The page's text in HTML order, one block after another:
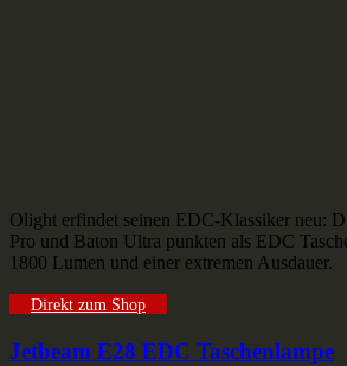
Olight erfindet seinen EDC-Klassiker neu:
Pro und Baton Ultra punkten als EDC
1800 Lumen und einer extremen Ausdauer.
Direkt zum Shop
Jetbeam E28 EDC Taschenlampe